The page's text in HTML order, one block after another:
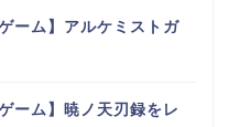
ーム】アルケミストガ
ーム】暁ノ天刃録をレ